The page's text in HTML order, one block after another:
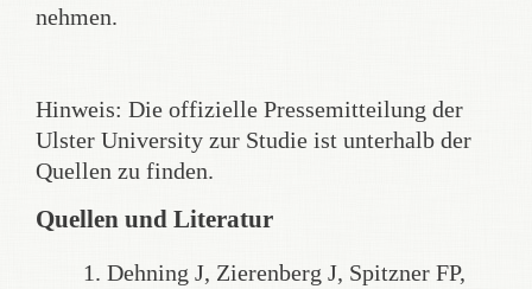
nehmen.
Hinweis: Die offizielle Pressemitteilung der
Ulster University zur Studie ist unterhalb der
Quellen zu finden.
Quellen und Literatur
Dehning J, Zierenberg J, Spitzner FP,